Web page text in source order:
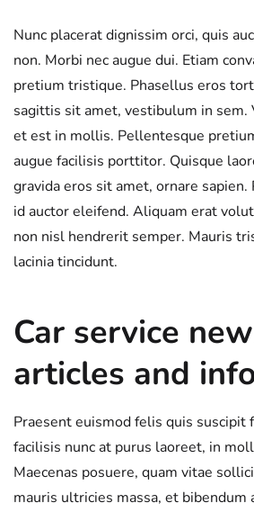
Nunc placerat dignissim orci, quis
non. Morbi nec augue dui. Etiam
pretium tristique. Phasellus eros
sagittis sit amet, vestibulum in sem.
et est in mollis. Pellentesque
augue facilisis porttitor. Quisque
gravida eros sit amet, ornare
id auctor eleifend. Aliquam erat
non nisl hendrerit semper. Mauris
lacinia tincidunt.
Car service
articles and
Praesent euismod felis quis suscipit
facilisis nunc at purus laoreet, in
Maecenas posuere, quam vitae
mauris ultricies massa, et bibendum